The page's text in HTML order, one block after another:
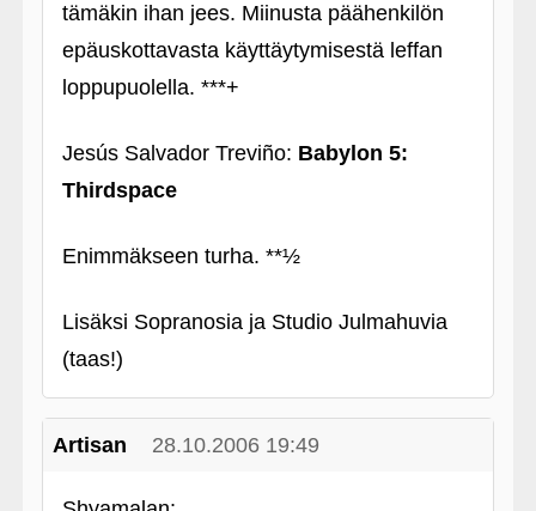
tämäkin ihan jees. Miinusta päähenkilön
epäuskottavasta käyttäytymisestä leffan
loppupuolella. ***+
Jesús Salvador Treviño: Babylon 5:
Thirdspace
Enimmäkseen turha. **½
Lisäksi Sopranosia ja Studio Julmahuvia
(taas!)
Artisan 28.10.2006 19:49